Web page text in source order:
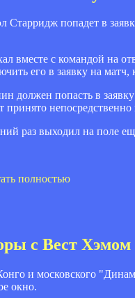
попадет в
вместе с командой на
его в заявку на
должен попасть в
принято
раз выходил на поле
полностью
с Вест
и московского
окно.